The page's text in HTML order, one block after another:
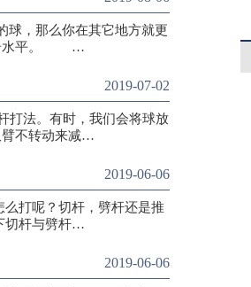
，那么你在其它地方就更
击水平。 …
2019-07-02
打法。有时，我们会将球放
臂不转动来减…
2019-06-06
打呢？切杆，劈杆还是推
切杆与劈杆…
2019-06-06